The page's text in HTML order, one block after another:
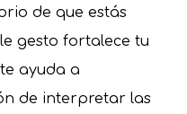
de que estás
gesto fortalece tu
ayuda a
de interpretar las